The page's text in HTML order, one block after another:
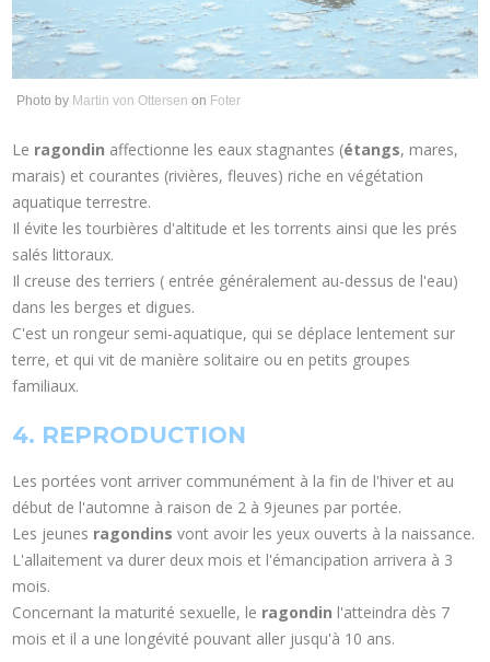
Photo by Martin von Ottersen on Foter
Le ragondin affectionne les eaux stagnantes (étangs, mares,
marais) et courantes (rivières, fleuves) riche en végétation
aquatique terrestre.
Il évite les tourbières d'altitude et les torrents ainsi que les prés
salés littoraux.
Il creuse des terriers ( entrée généralement au-dessus de l'eau)
dans les berges et digues.
C'est un rongeur semi-aquatique, qui se déplace lentement sur
terre, et qui vit de manière solitaire ou en petits groupes
familiaux.
4. REPRODUCTION
Les portées vont arriver communément à la fin de l'hiver et au
début de l'automne à raison de 2 à 9jeunes par portée.
Les jeunes ragondins vont avoir les yeux ouverts à la naissance.
L'allaitement va durer deux mois et l'émancipation arrivera à 3
mois.
Concernant la maturité sexuelle, le ragondin l'atteindra dès 7
mois et il a une longévité pouvant aller jusqu'à 10 ans.